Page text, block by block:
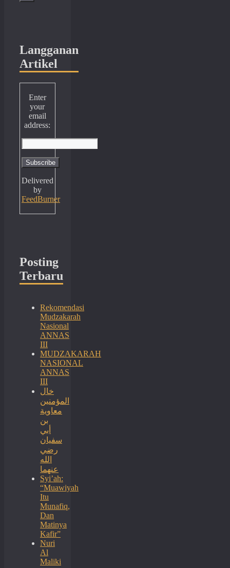
Langganan
Artikel
Enter
your
email
address:
Delivered
by
FeedBurner
Posting
Terbaru
Rekomendasi
Mudzakarah
Nasional
ANNAS
III
MUDZAKARAH
NASIONAL
ANNAS
III
خال
المؤمنين
معاوية
بن
أبي
سفيان
رضي
الله
عنهما
Syi’ah:
“Muawiyah
Itu
Munafiq,
Dan
Matinya
Kafir”
Nuri
Al
Maliki